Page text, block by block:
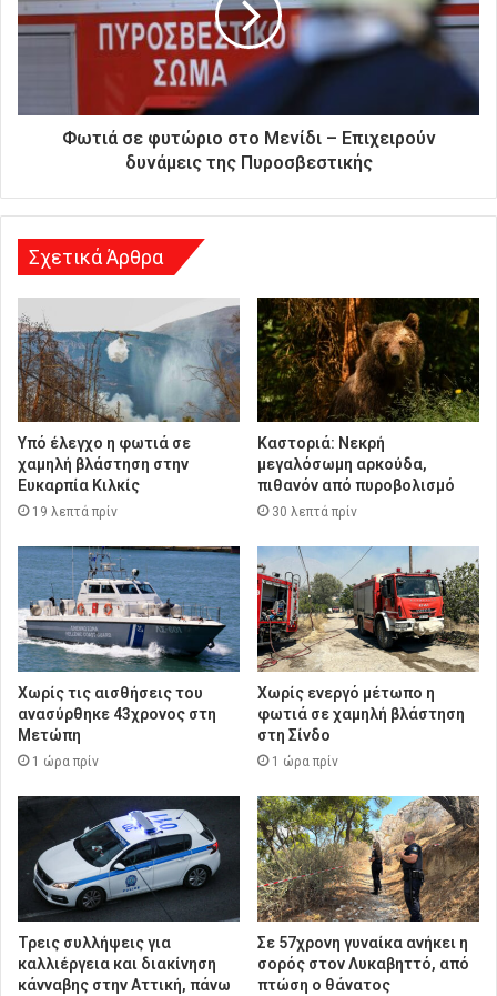
α
ς
ν
Φωτιά σε φυτώριο στο Μενίδι – Επιχειρούν
δυνάμεις της Πυροσβεστικής
Σχετικά Άρθρα
Υπό έλεγχο η φωτιά σε
χαμηλή βλάστηση στην
Ευκαρπία Κιλκίς
19 λεπτά πρίν
Καστοριά: Νεκρή
μεγαλόσωμη αρκούδα,
πιθανόν από πυροβολισμό
30 λεπτά πρίν
Χωρίς τις αισθήσεις του
ανασύρθηκε 43χρονος στη
Μετώπη
1 ώρα πρίν
Χωρίς ενεργό μέτωπο η
φωτιά σε χαμηλή βλάστηση
στη Σίνδο
1 ώρα πρίν
Τρεις συλλήψεις για
καλλιέργεια και διακίνηση
κάνναβης στην Αττική, πάνω
Σε 57χρονη γυναίκα ανήκει η
σορός στον Λυκαβηττό, από
πτώση ο θάνατος